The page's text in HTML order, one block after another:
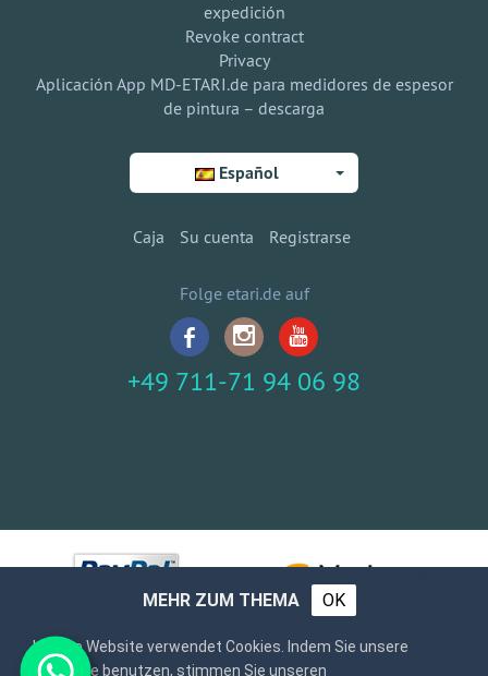
expedición
Revoke contract
Privacy
Aplicación App MD-ETARI.de para medidores de espesor
de pintura – descarga
Español
Caja Su cuenta Registrarse
Folge etari.de auf
+49 711-71 94 06 98
MEHR ZUM THEMA OK
Unsere Website verwendet Cookies. Indem Sie unsere
Webseite benutzen, stimmen Sie unseren